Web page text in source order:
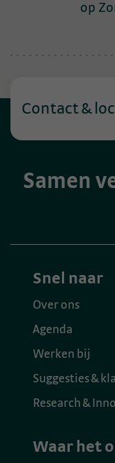
op
Samen
Contact &
Snel naar
Over ons
Agenda
Werken bij
Suggesties &
Research &
Waar het